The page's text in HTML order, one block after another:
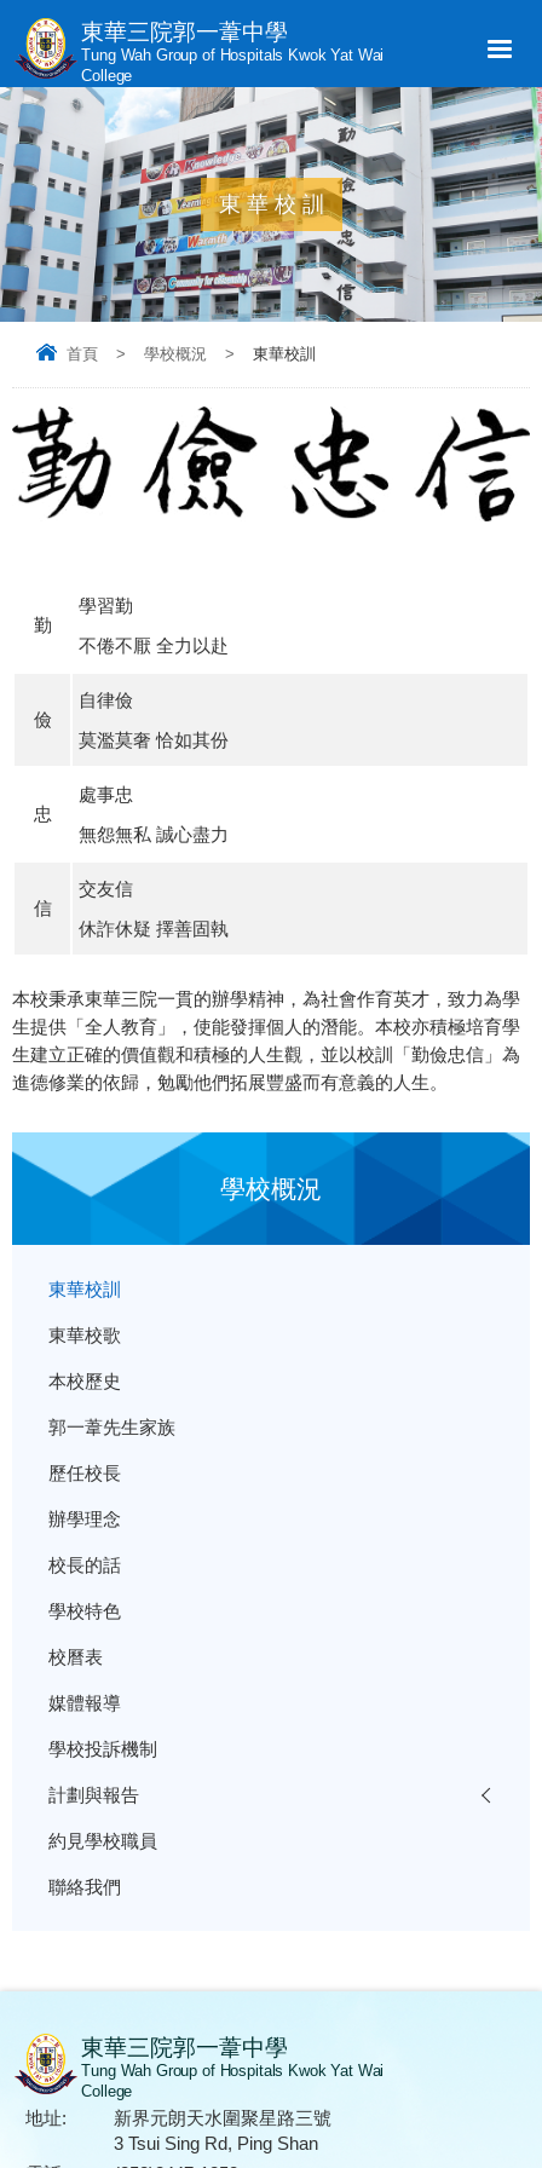
東華三院郭一葦中學
Tung Wah Group of Hospitals Kwok Yat Wai
College
東華校訓
首頁 > 學校概況 > 東華校訓
勤
學習勤
不倦不厭 全力以赴
儉
自律儉
莫濫莫奢 恰如其份
忠
處事忠
無怨無私 誠心盡力
信
交友信
休詐休疑 擇善固執
本校秉承東華三院一貫的辦學精神，為社會作育英才，致力為學
生提供「全人教育」，使能發揮個人的潛能。本校亦積極培育學
生建立正確的價值觀和積極的人生觀，並以校訓「勤儉忠信」為
進德修業的依歸，勉勵他們拓展豐盛而有意義的人生。
學校概況
東華校訓
東華校歌
本校歷史
郭一葦先生家族
歷任校長
辦學理念
校長的話
學校特色
校曆表
媒體報導
學校投訴機制
計劃與報告
約見學校職員
聯絡我們
東華三院郭一葦中學
Tung Wah Group of Hospitals Kwok Yat Wai
College
地址:
新界元朗天水圍聚星路三號
3 Tsui Sing Rd, Ping Shan